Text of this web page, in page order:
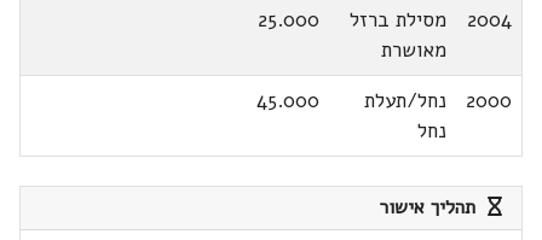
2004
מסילת ברזל
מאושרת
25.000
2000
נחל/תעלת
נחל
45.000
תהליך אישור